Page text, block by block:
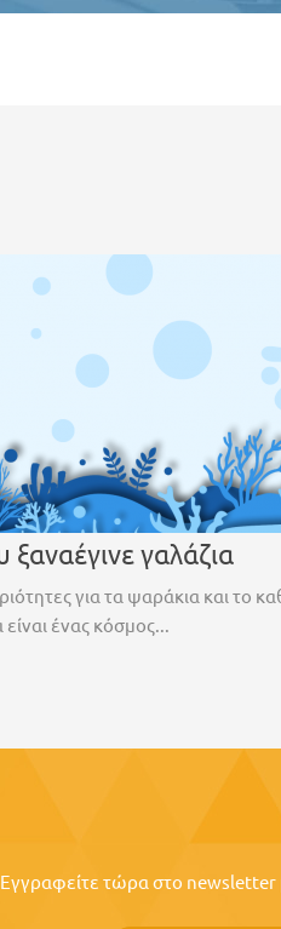
γαλάζια
για τα ψαράκια και το
ένας κόσμος...
Εγγραφείτε τώρα στο newsletter